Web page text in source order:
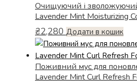
Очищуючий і
Lavender Mint Moisturizing
₴2,280 Додати в кошик
Поживний мус для
Lavender Mint Curl Refresh